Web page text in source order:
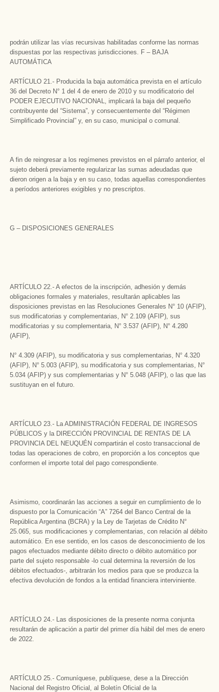
podrán utilizar las vías recursivas habilitadas conforme las normas
dispuestas por las respectivas jurisdicciones. F – BAJA
AUTOMÁTICA
ARTÍCULO 21.- Producida la baja automática prevista en el artículo
36 del Decreto N° 1 del 4 de enero de 2010 y su modificatorio del
PODER EJECUTIVO NACIONAL, implicará la baja del pequeño
contribuyente del “Sistema”, y consecuentemente del “Régimen
Simplificado Provincial” y, en su caso, municipal o comunal.
A fin de reingresar a los regímenes previstos en el párrafo anterior, el
sujeto deberá previamente regularizar las sumas adeudadas que
dieron origen a la baja y en su caso, todas aquellas correspondientes
a períodos anteriores exigibles y no prescriptos.
G – DISPOSICIONES GENERALES
ARTÍCULO 22.- A efectos de la inscripción, adhesión y demás
obligaciones formales y materiales, resultarán aplicables las
disposiciones previstas en las Resoluciones Generales N° 10 (AFIP),
sus modificatorias y complementarias, N° 2.109 (AFIP), sus
modificatorias y su complementaria, N° 3.537 (AFIP), N° 4.280
(AFIP),
N° 4.309 (AFIP), su modificatoria y sus complementarias, N° 4.320
(AFIP), N° 5.003 (AFIP), su modificatoria y sus complementarias, N°
5.034 (AFIP) y sus complementarias y N° 5.048 (AFIP), o las que las
sustituyan en el futuro.
ARTÍCULO 23.- La ADMINISTRACIÓN FEDERAL DE INGRESOS
PÚBLICOS y la DIRECCIÓN PROVINCIAL DE RENTAS DE LA
PROVINCIA DEL NEUQUÉN compartirán el costo transaccional de
todas las operaciones de cobro, en proporción a los conceptos que
conformen el importe total del pago correspondiente.
Asimismo, coordinarán las acciones a seguir en cumplimiento de lo
dispuesto por la Comunicación “A” 7264 del Banco Central de la
República Argentina (BCRA) y la Ley de Tarjetas de Crédito N°
25.065, sus modificaciones y complementarias, con relación al débito
automático. En ese sentido, en los casos de desconocimiento de los
pagos efectuados mediante débito directo o débito automático por
parte del sujeto responsable -lo cual determina la reversión de los
débitos efectuados-, arbitrarán los medios para que se produzca la
efectiva devolución de fondos a la entidad financiera interviniente.
ARTÍCULO 24.- Las disposiciones de la presente norma conjunta
resultarán de aplicación a partir del primer día hábil del mes de enero
de 2022.
ARTÍCULO 25.- Comuníquese, publíquese, dese a la Dirección
Nacional del Registro Oficial, al Boletín Oficial de la